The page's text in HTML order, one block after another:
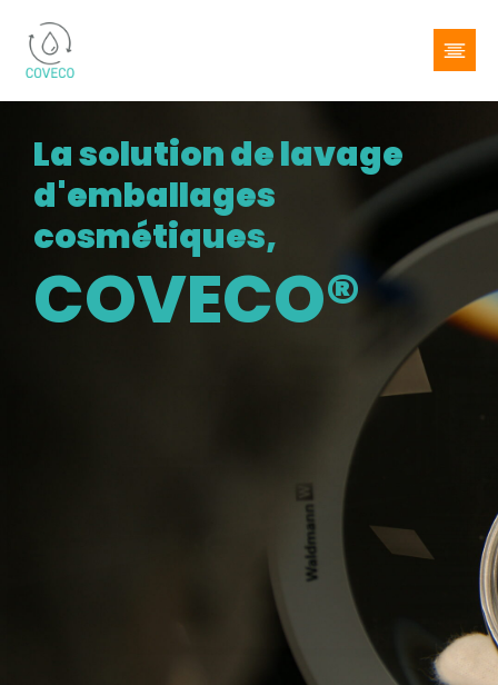
La solution delavage
d'emballages
cosmétiques,
COVECO®